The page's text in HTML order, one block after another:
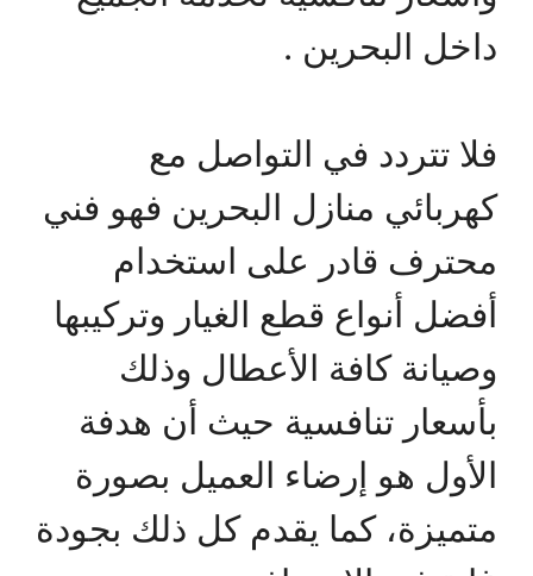
داخل البحرين .
فلا تتردد في التواصل مع
كهربائي منازل البحرين فهو فني
محترف قادر على استخدام
أفضل أنواع قطع الغيار وتركيبها
وصيانة كافة الأعطال وذلك
بأسعار تنافسية حيث أن هدفة
الأول هو إرضاء العميل بصورة
متميزة، كما يقدم كل ذلك بجودة